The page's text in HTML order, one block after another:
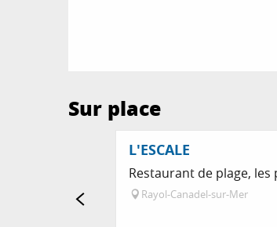
Sur place
L'ESCALE
Restaurant de plage,
Rayol-Canadel-sur-Mer